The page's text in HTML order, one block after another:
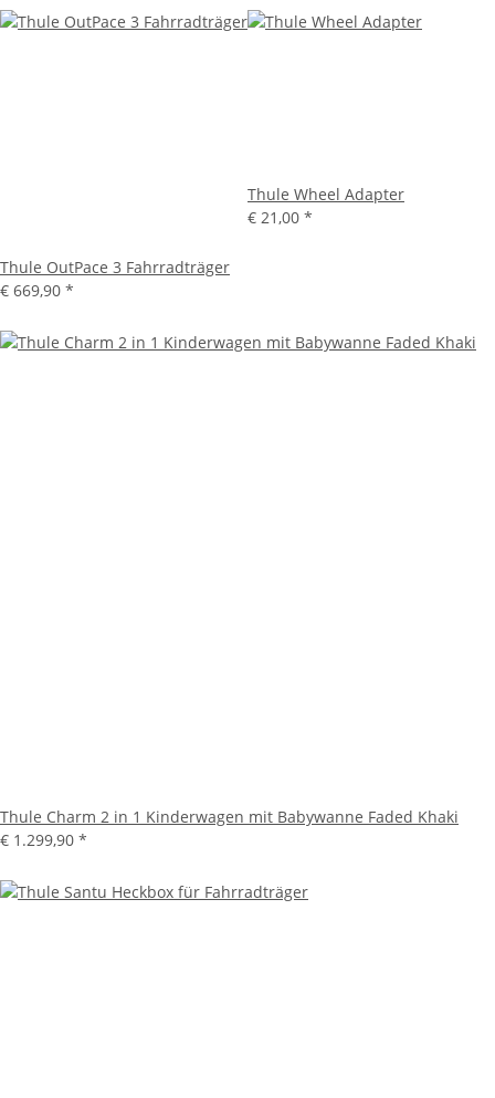
Thule OutPace 3 Fahrradträger
€ 669,90 *
Thule Wheel Adapter
€ 21,00 *
Thule Charm 2 in 1 Kinderwagen mit Babywanne Faded Khaki
€ 1.299,90 *